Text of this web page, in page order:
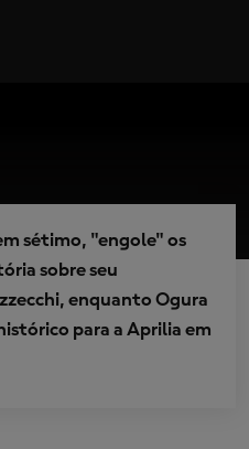
sétimo, "engole" os
sobre seu
enquanto Ogura
para a Aprilia em